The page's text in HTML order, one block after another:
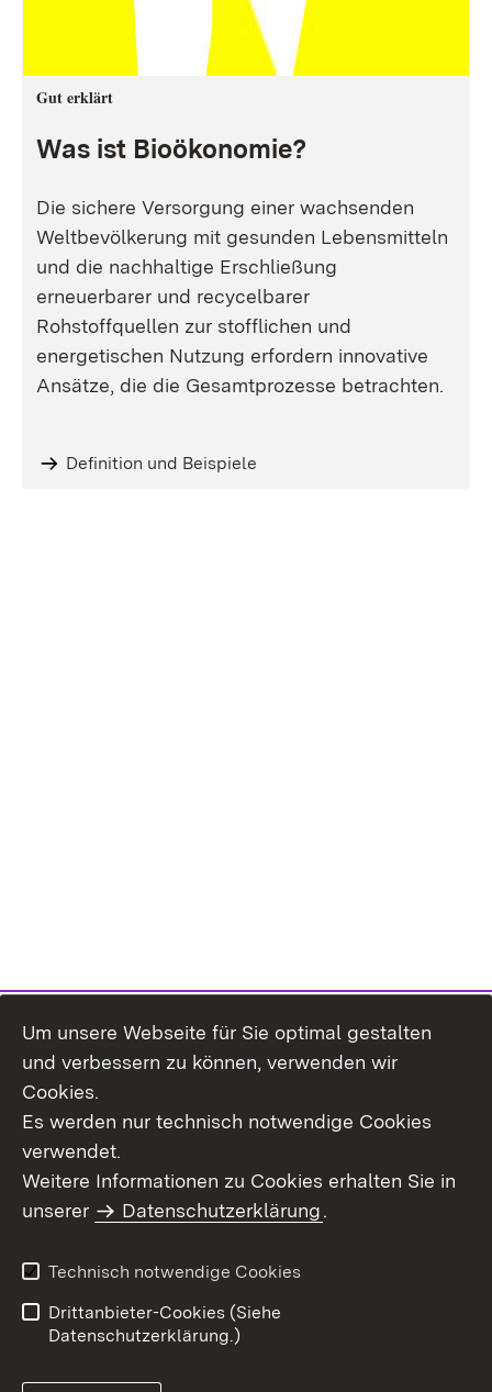
Gut erklärt
Was ist Bioökonomie?
Die sichere Versorgung einer wachsenden
Weltbevölkerung mit gesunden Lebensmitteln
und die nachhaltige Erschließung
erneuerbarer und recycelbarer
Rohstoffquellen zur stofflichen und
energetischen Nutzung erfordern innovative
Ansätze, die die Gesamtprozesse betrachten.
Definition und Beispiele
Themenübersicht
Barrierefreiheit
Um unsere Webseite für Sie optimal gestalten
und verbessern zu können, verwenden wir
Cookies.
Es werden nur technisch notwendige Cookies
verwendet.
Weitere Informationen zu Cookies erhalten Sie in
unserer
Datenschutzerklärung.
Technisch notwendige Cookies
Drittanbieter-Cookies (Siehe
Datenschutzerklärung.)